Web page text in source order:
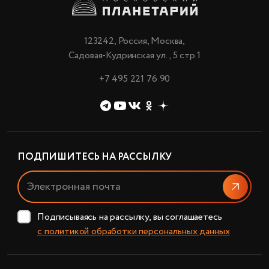
123242, Россия, Москва,
Садовая-Кудринская ул., 5 стр.1
+7 495 221 76 90
ПОДПИШИТЕСЬ НА РАССЫЛКУ
Подписываясь на рассылку, вы соглашаетесь
с политикой обработки персональных данных